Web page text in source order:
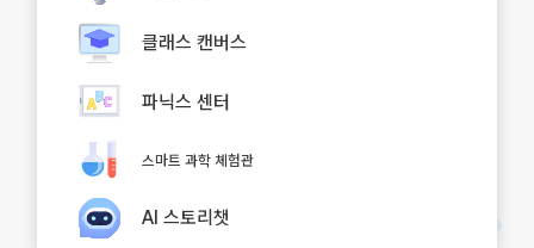
클래스 캔버스
파닉스 센터
스마트 과학 체험관
AI 스토리챗